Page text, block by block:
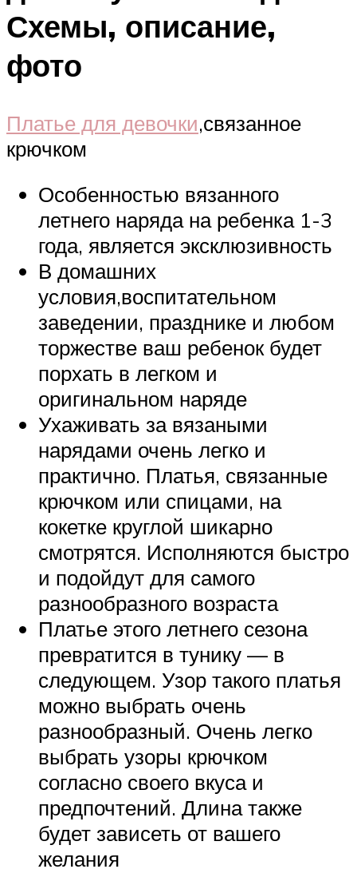
Схемы, описание,
фото
Платье для девочки,связанное
крючком
Особенностью вязанного
летнего наряда на ребенка 1-3
года, является эксклюзивность
В домашних
условия,воспитательном
заведении, празднике и любом
торжестве ваш ребенок будет
порхать в легком и
оригинальном наряде
Ухаживать за вязаными
нарядами очень легко и
практично. Платья, связанные
крючком или спицами, на
кокетке круглой шикарно
смотрятся. Исполняются быстро
и подойдут для самого
разнообразного возраста
Платье этого летнего сезона
превратится в тунику — в
следующем. Узор такого платья
можно выбрать очень
разнообразный. Очень легко
выбрать узоры крючком
согласно своего вкуса и
предпочтений. Длина также
будет зависеть от вашего
желания